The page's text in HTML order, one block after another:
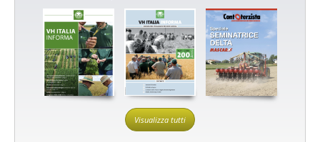
Visualizza tutti